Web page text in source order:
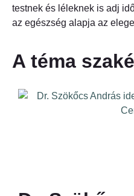
testnek és léleknek is adj
az egészség alapja az
A téma